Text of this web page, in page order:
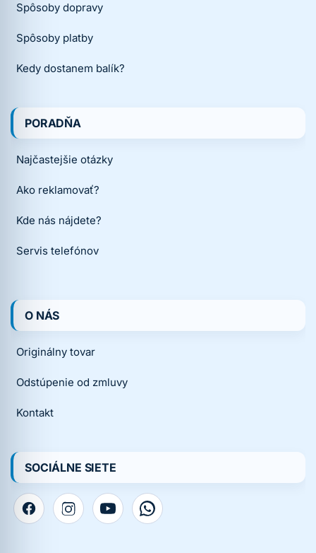
Spôsoby dopravy
Spôsoby platby
Kedy dostanem balík?
PORADŇA
Najčastejšie otázky
Ako reklamovať?
Kde nás nájdete?
Servis telefónov
O NÁS
Originálny tovar
Odstúpenie od zmluvy
Kontakt
SOCIÁLNE SIETE